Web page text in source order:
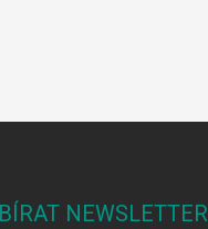
NEWSLETTER